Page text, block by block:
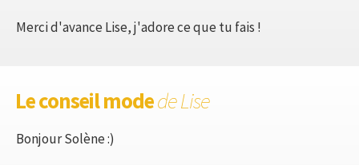
Merci d'avance Lise, j'adore ce que tu fais !
Le conseil modede Lise
Bonjour Solène :)